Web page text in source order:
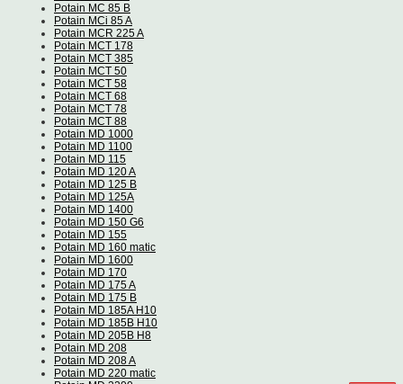
Potain MC 85 B
Potain MCi 85 A
Potain MCR 225 A
Potain MCT 178
Potain MCT 385
Potain MCT 50
Potain MCT 58
Potain MCT 68
Potain MCT 78
Potain MCT 88
Potain MD 1000
Potain MD 1100
Potain MD 115
Potain MD 120 A
Potain MD 125 B
Potain MD 125A
Potain MD 1400
Potain MD 150 G6
Potain MD 155
Potain MD 160 matic
Potain MD 1600
Potain MD 170
Potain MD 175 A
Potain MD 175 B
Potain MD 185A H10
Potain MD 185B H10
Potain MD 205B H8
Potain MD 208
Potain MD 208 A
Potain MD 220 matic